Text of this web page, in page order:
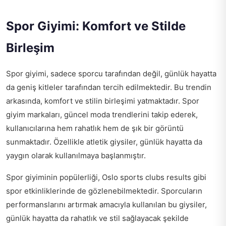
Spor Giyimi: Komfort ve Stilde
Birleşim
Spor giyimi, sadece sporcu tarafından değil, günlük hayatta
da geniş kitleler tarafından tercih edilmektedir. Bu trendin
arkasında, komfort ve stilin birleşimi yatmaktadır. Spor
giyim markaları, güncel moda trendlerini takip ederek,
kullanıcılarına hem rahatlık hem de şık bir görüntü
sunmaktadır. Özellikle atletik giysiler, günlük hayatta da
yaygın olarak kullanılmaya başlanmıştır.
Spor giyiminin popülerliği, Oslo sports clubs results gibi
spor etkinliklerinde de gözlenebilmektedir. Sporcuların
performanslarını artırmak amacıyla kullanılan bu giysiler,
günlük hayatta da rahatlık ve stil sağlayacak şekilde